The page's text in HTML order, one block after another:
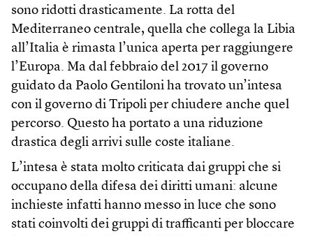
sono ridotti drasticamente. La rotta del
Mediterraneo centrale, quella che collega la Libia
all’Italia è rimasta l’unica aperta per raggiungere
l’Europa. Ma dal febbraio del 2017 il governo
guidato da Paolo Gentiloni ha trovato un’intesa
con il governo di Tripoli per chiudere anche quel
percorso. Questo ha portato a una riduzione
drastica degli arrivi sulle coste italiane.
L’intesa è stata molto criticata dai gruppi che si
occupano della difesa dei diritti umani: alcune
inchieste infatti hanno messo in luce che sono
stati coinvolti dei gruppi di trafficanti per bloccare